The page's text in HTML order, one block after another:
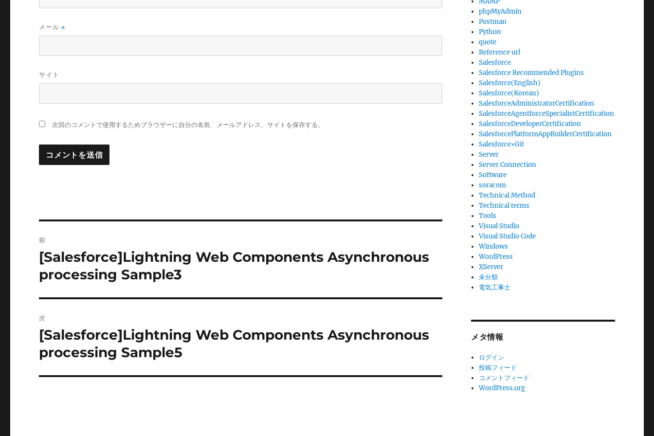
メール※
サイト
次回のコメントで使用するためブラウザーに自分の名前、メールアドレス、サイトを保存する。
稿
ナ
ゲ
ー
シ
ョ
前
前
投
稿:
[Salesforce]Lightning Web Components Asynchronous
processing Sample3
次
次
投
稿:
[Salesforce]Lightning Web Components Asynchronous
processing Sample5
phpMyAdmin
Postman
Python
quote
Reference url
Salesforce
Salesforce Recommended Plugins
Salesforce(English)
Salesforce(Korean)
SalesforceAdministratorCertification
SalesforceAgentforceSpecialistCertification
SalesforceDeveloperCertification
SalesforcePlatformAppBuilderCertification
Salesforce×Git
Server
Server Connection
Software
soracom
Technical Method
Technical terms
Tools
Visual Studio
Visual Studio Code
Windows
WordPress
XServer
未分類
電気工事士
メタ情報
ログイン
投稿フィード
コメントフィード
WordPress.org